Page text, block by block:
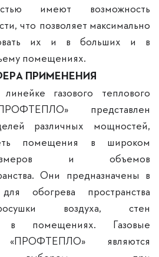
имеют возможность
что позволяет максимально
их и в больших и в
помещениях.
ПРИМЕНЕНИЯ
газового теплового
представлен
различных мощностей,
помещения в широком
и объемов
Они предназначены в
обогрева пространства
воздуха, стен
в помещениях. Газовые
«ПРОФТЕПЛО» являются